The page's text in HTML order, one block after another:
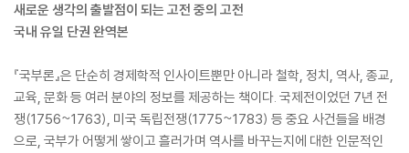
새로운 생각의 출발점이 되는 고전 중의 고전
국내 유일 단권 완역본
『국부론』은 단순히 경제학적 인사이트뿐만 아니라 철학, 정치, 역사, 종교,
교육, 문화 등 여러 분야의 정보를 제공하는 책이다. 국제전이었던 7년 전
쟁(1756~1763), 미국 독립전쟁(1775~1783) 등 중요 사건들을 배경
으로, 국부가 어떻게 쌓이고 흘러가며 역사를 바꾸는지에 대한 인문적인